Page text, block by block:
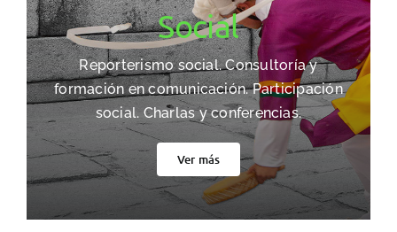
Social
Reporterismo social. Consultoría y
formación en comunicación. Participación
social. Charlas y conferencias.
Ver más